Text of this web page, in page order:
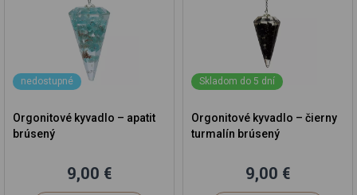
nedostupné
Orgonitové kyvadlo – apatit
brúsený
9,00 €
Skladom do 5 dní
Orgonitové kyvadlo – čierny
turmalín brúsený
9,00 €